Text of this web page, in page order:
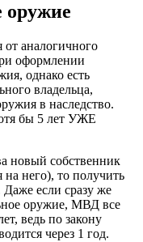
оружие
аналогичного
оформлении
однако есть
владельца,
в наследство.
бы 5 лет УЖЕ
новый собственник
него), то получить
если сразу же
оружие, МВД все
ведь по закону
через 1 год.